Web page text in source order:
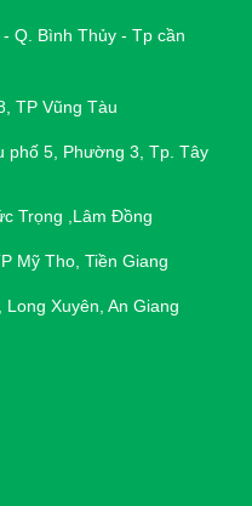
Q. Bình Thủy - Tp cần
TP Vũng Tàu
phố 5, Phường 3, Tp. Tây
Trọng ,Lâm Đồng
Mỹ Tho, Tiền Giang
Xuyên, An Giang